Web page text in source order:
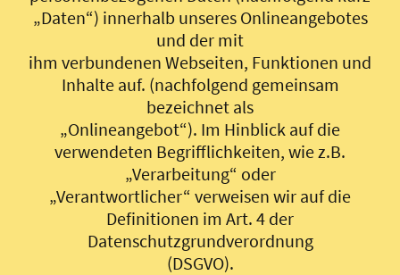
„Daten“) innerhalb unseres Onlineangebotes
und der mit
ihm verbundenen Webseiten, Funktionen und
Inhalte auf. (nachfolgend gemeinsam
bezeichnet als
„Onlineangebot“). Im Hinblick auf die
verwendeten Begrifflichkeiten, wie z.B.
„Verarbeitung“ oder
„Verantwortlicher“ verweisen wir auf die
Definitionen im Art. 4 der
Datenschutzgrundverordnung
(DSGVO).